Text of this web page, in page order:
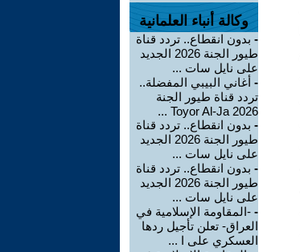
وكالة أنباء العلمانية
- بدون انقطاع.. تردد قناة
طيور الجنة 2026 الجديد
على نايل سات ...
- أغاني البيبي المفضلة..
تردد قناة طيور الجنة
2026 Toyor Al-Ja ...
- بدون انقطاع.. تردد قناة
طيور الجنة 2026 الجديد
على نايل سات ...
- بدون انقطاع.. تردد قناة
طيور الجنة 2026 الجديد
على نايل سات ...
- -المقاومة الإسلامية في
العراق- تعلن تأجيل ردها
العسكري على ا ...